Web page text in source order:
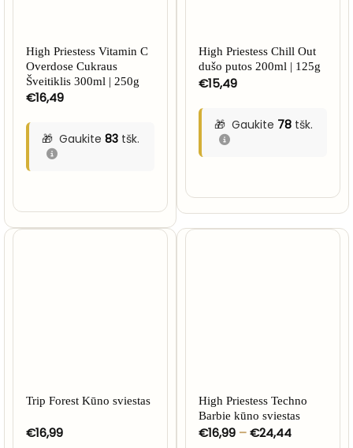
High Priestess Vitamin C
Overdose Cukraus
Šveitiklis 300ml | 250g
€16,49
Gaukite 83tšk.
High Priestess Chill Out
dušo putos 200ml | 125g
€15,49
Gaukite 78tšk.
Trip Forest Kūno sviestas
€16,99
High Priestess Techno
Barbie kūno sviestas
€16,99 – €24,44Price